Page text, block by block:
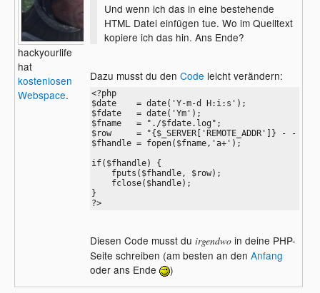
Anführungszeichen...
wo hast du das bitte her!!?? liest du
hackyourlife
hat
kostenlosen
Webspace.
Und wenn ich das in eine bestehende
HTML Datei einfügen tue. Wo im Quelltext
kopiere ich das hin. Ans Ende?
Dazu musst du den Code leicht verändern:
<?php
$date    = date('Y-m-d H:i:s');
$fdate   = date('Ym');
$fname   = "./$fdate.log";
$row     = "{$_SERVER['REMOTE_ADDR']} - -
$fhandle = fopen($fname,'a+');
if($fhandle) {
    fputs($fhandle, $row);
    fclose($handle);
}
?>
Diesen Code musst du irgendwoin deine PHP-
Seite schreiben (am besten an den Anfang
oder ans Ende
)